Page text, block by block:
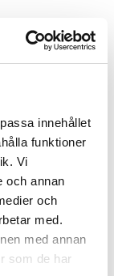
innehållet
funktioner
Vi
och annan
och
med.
med annan
som de har
till att skydda
och mjukhet